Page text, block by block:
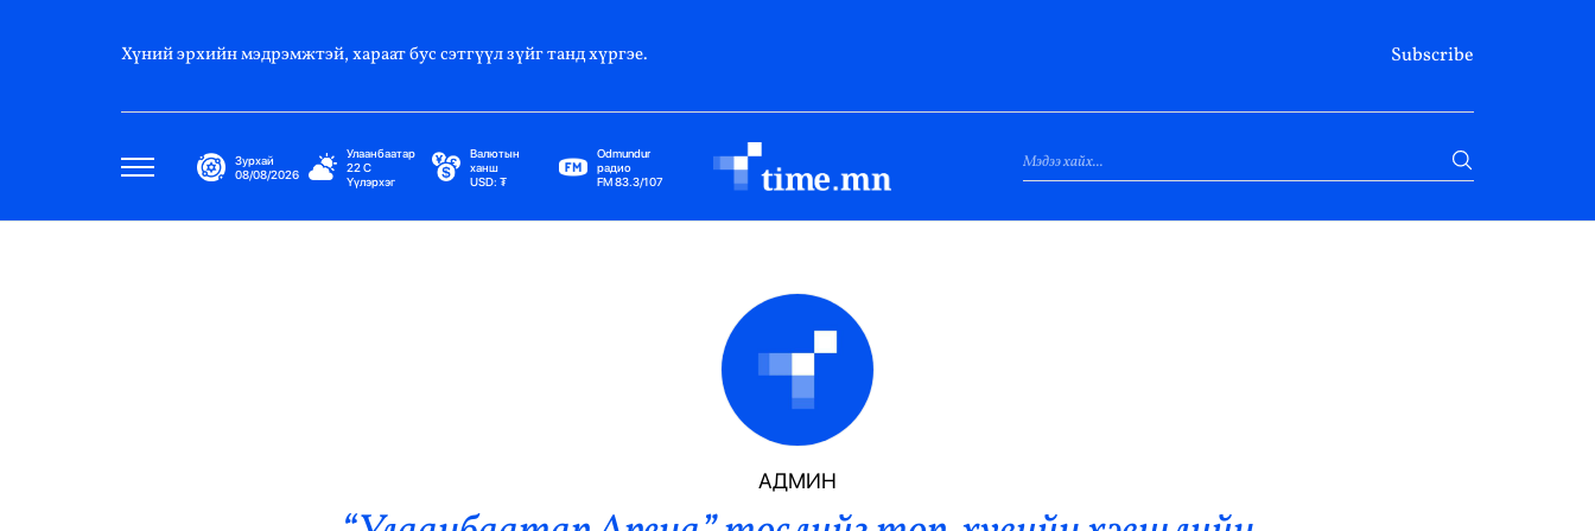
Хүний эрхийн мэдрэмжтэй, хараат бус сэтгүүл зүйг танд хүргэе. Subscribe
Зурхай
08/08/2026
Улаанбаатар
22C
Үүлэрхэг
Валютын
ханш
USD: ₮
Odmundur
радио
FM 83.3/107
Гадаад Харилцаа
Элчин Сайд
Парламент
Засгийн Газар
АДМИН